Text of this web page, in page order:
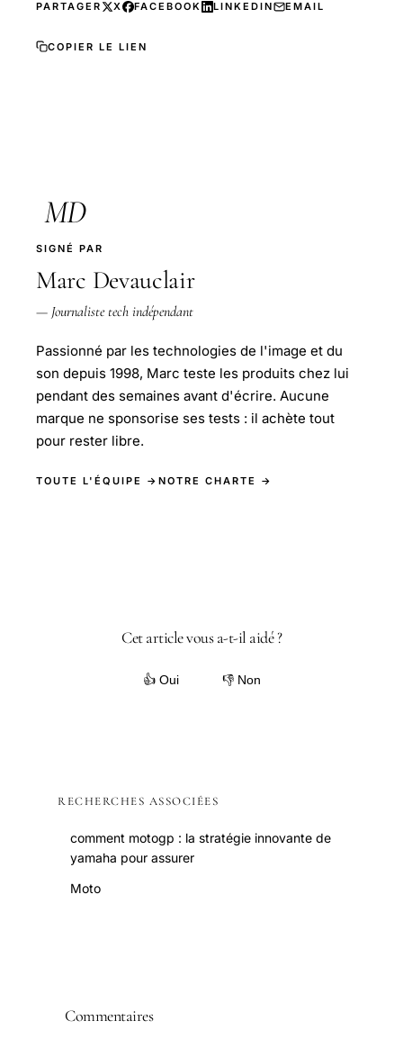
PARTAGER X FACEBOOK LINKEDIN EMAIL
COPIER LE LIEN
MD
SIGNÉ PAR
Marc Devauclair
— Journaliste tech indépendant
Passionné par les technologies de l'image et du
son depuis 1998, Marc teste les produits chez lui
pendant des semaines avant d'écrire. Aucune
marque ne sponsorise ses tests : il achète tout
pour rester libre.
TOUTE L'ÉQUIPE → NOTRE CHARTE →
Cet article vous a-t-il aidé ?
👍 Oui 👎 Non
RECHERCHES ASSOCIÉES
comment motogp : la stratégie innovante de
yamaha pour assurer
Moto
Commentaires